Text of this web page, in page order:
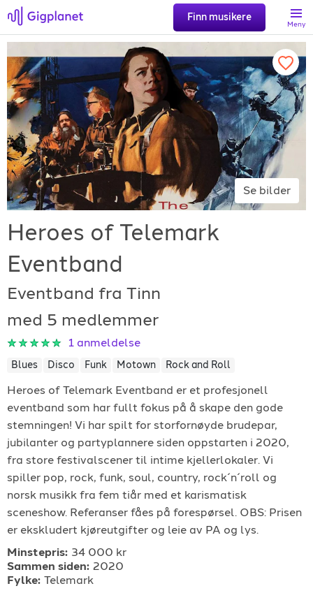
Finn musikere
Meny
Søk
Favoritter
Logg inn
Registrer artist
Gigplanet
For musiker
Support
TELEFON
+4790640887
Se bilder
Heroes of Telemark
Eventband
Eventband fra Tinn
med 5 medlemmer
1 anmeldelse
Blues Disco Funk Motown Rock and Roll
Heroes of Telemark Eventband er et profesjonell
eventband som har fullt fokus på å skape den gode
stemningen! Vi har spilt for storfornøyde brudepar,
jubilanter og partyplannere siden oppstarten i 2020,
fra store festivalscener til intime kjellerlokaler. Vi
spiller pop, rock, funk, soul, country, rock´n´roll og
norsk musikk fra fem tiår med et karismatisk
sceneshow. Referanser fåes på forespørsel. OBS: Prisen
er ekskludert kjøreutgifter og leie av PA og lys.
Minstepris: 34 000 kr
Sammen siden: 2020
Fylke: Telemark